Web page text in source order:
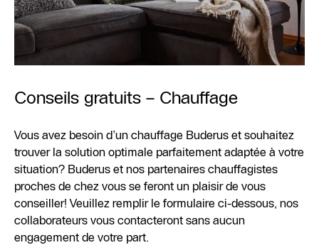
Conseils gratuits – Chauffage
Vous avez besoin d’un chauffage Buderus et souhaitez
trouver la solution optimale parfaitement adaptée à votre
situation? Buderus et nos partenaires chauffagistes
proches de chez vous se feront un plaisir de vous
conseiller! Veuillez remplir le formulaire ci-dessous, nos
collaborateurs vous contacteront sans aucun
engagement de votre part.